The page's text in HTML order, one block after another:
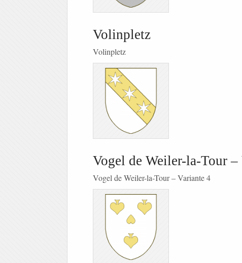
Volinpletz
Volinpletz
Vogel de Weiler-la-Tour –
Vogel de Weiler-la-Tour – Variante 4